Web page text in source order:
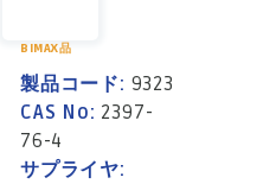
BIMAX品
製品コード: 9323
CAS No: 2397-
76-4
サプライヤ: